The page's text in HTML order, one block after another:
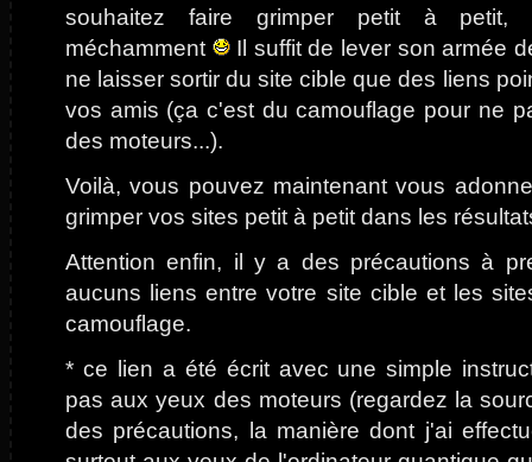
souhaitez faire grimper petit à petit,
méchamment
Il suffit de lever son armée
ne laisser sortir du site cible que des liens
vos amis (ça c'est du camouflage pour ne
des moteurs...).
Voilà, vous pouvez maintenant vous
grimper vos sites petit à petit dans les
Attention enfin, il y a des précautions à
aucuns liens entre votre site cible et les
camouflage.
* ce lien a été écrit avec une simple
pas aux yeux des moteurs (regardez la
des précautions, la manière dont j'ai